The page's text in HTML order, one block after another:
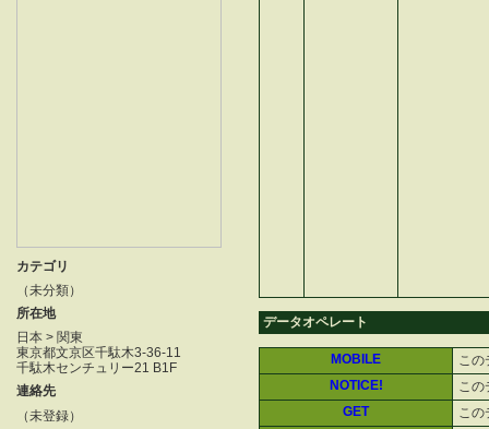
カテゴリ
（未分類）
所在地
日本 > 関東
東京都文京区千駄木3-36-11
千駄木センチュリー21 B1F
連絡先
（未登録）
データオペレート
MOBILE
この
NOTICE!
この
GET
この